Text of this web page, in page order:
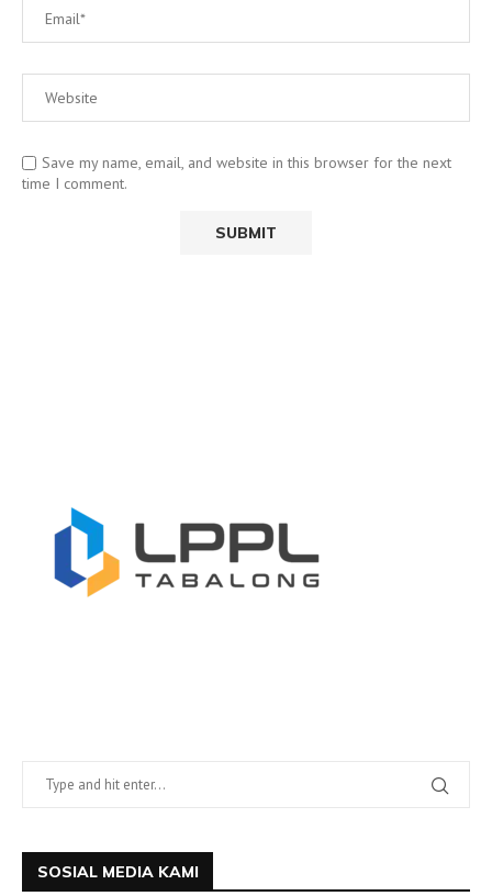
Save my name, email, and website in this browser for the next
time I comment.
SOSIAL MEDIA KAMI